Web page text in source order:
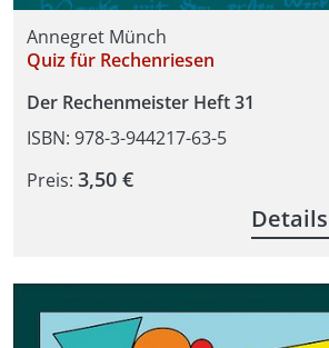
Annegret Münch
Quiz für Rechenriesen
Der Rechenmeister Heft 31
ISBN: 978-3-944217-63-5
Preis: 3,50 €